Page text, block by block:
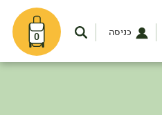
0 כניסה